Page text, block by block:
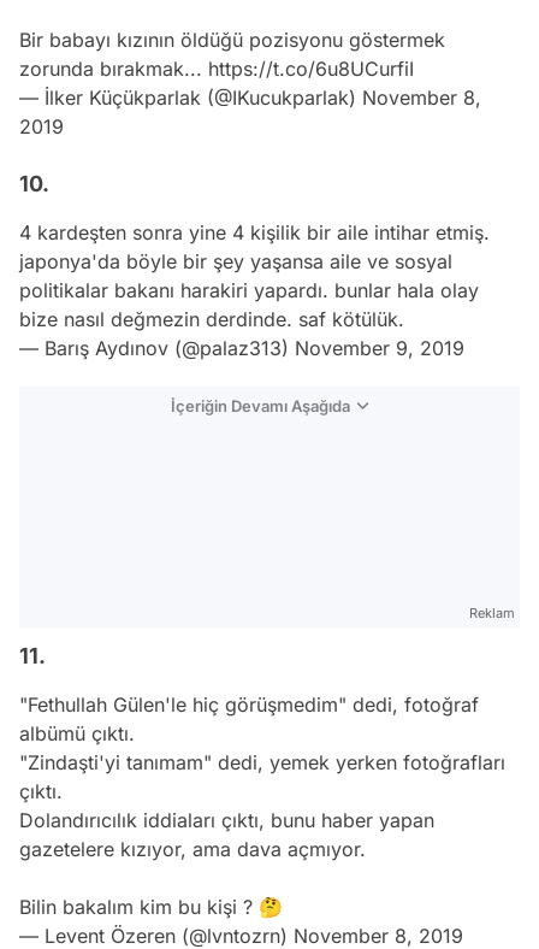
Bir babayı kızının öldüğü pozisyonu göstermek
zorunda bırakmak... https://t.co/6u8UCurfiI
— İlker Küçükparlak (@IKucukparlak) November 8,
2019
10.
4 kardeşten sonra yine 4 kişilik bir aile intihar etmiş.
japonya'da böyle bir şey yaşansa aile ve sosyal
politikalar bakanı harakiri yapardı. bunlar hala olay
bize nasıl değmezin derdinde. saf kötülük.
— Barış Aydınov (@palaz313) November 9, 2019
İçeriğin Devamı Aşağıda
Reklam
11.
"Fethullah Gülen'le hiç görüşmedim" dedi, fotoğraf
albümü çıktı.
"Zindaşti'yi tanımam" dedi, yemek yerken fotoğrafları
çıktı.
Dolandırıcılık iddiaları çıktı, bunu haber yapan
gazetelere kızıyor, ama dava açmıyor.
Bilin bakalım kim bu kişi ? 🤔
— Levent Özeren (@lvntozrn) November 8, 2019